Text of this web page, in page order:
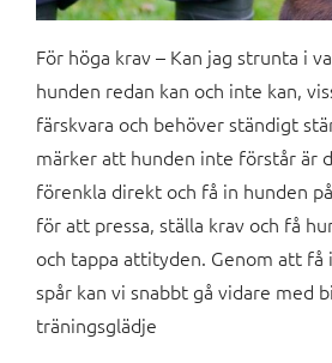
För höga krav – Kan jag strunta i
hunden redan kan och inte kan,
färskvara och behöver ständigt
märker att hunden inte förstår är
förenkla direkt och få in hunden
för att pressa, ställa krav och få
och tappa attityden. Genom att få
spår kan vi snabbt gå vidare med
träningsglädje